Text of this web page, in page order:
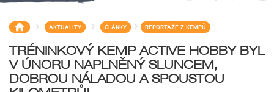
> AKTUALITY > ČLÁNKY > REPORTÁŽE Z KEMPŮ
TRÉNINKOVÝ KEMP ACTIVE HOBBY BYL
V ÚNORU NAPLNĚNÝ SLUNCEM,
DOBROU NÁLADOU A SPOUSTOU